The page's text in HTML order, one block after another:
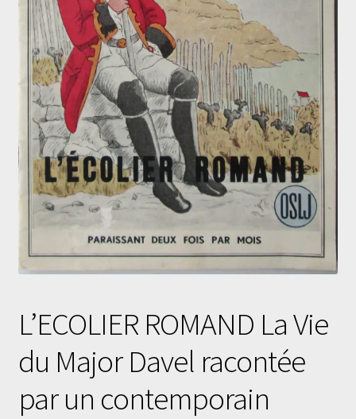
L’ECOLIER ROMAND La Vie
du Major Davel racontée
par un contemporain